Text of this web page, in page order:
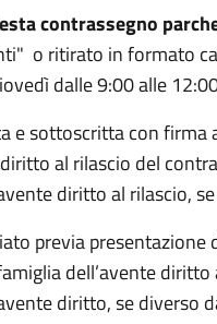
contrassegno
o ritirato in formato
dalle 9:00 alle
e sottoscritta con
al rilascio del
diritto al rilascio,
previa
dell’avente diritto
diritto, se diverso